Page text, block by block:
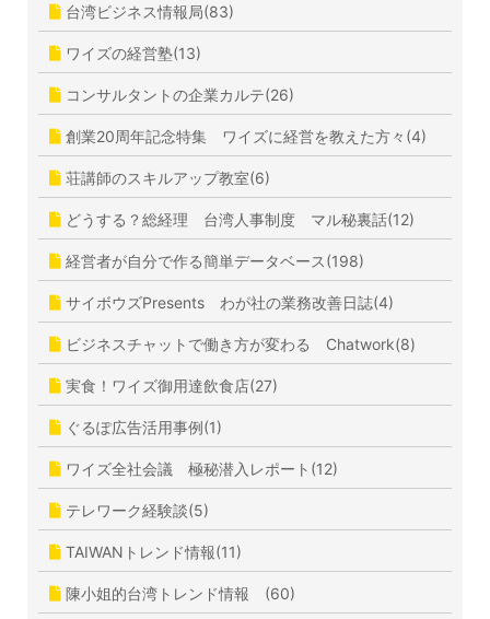
台湾ビジネス情報局(83)
ワイズの経営塾(13)
コンサルタントの企業カルテ(26)
創業20周年記念特集 ワイズに経営を教えた方々(4)
荘講師のスキルアップ教室(6)
どうする？総経理 台湾人事制度 マル秘裏話(12)
経営者が自分で作る簡単データベース(198)
サイボウズPresents わが社の業務改善日誌(4)
ビジネスチャットで働き方が変わる Chatwork(8)
実食！ワイズ御用達飲食店(27)
ぐるぽ広告活用事例(1)
ワイズ全社会議 極秘潜入レポート(12)
テレワーク経験談(5)
TAIWANトレンド情報(11)
陳小姐的台湾トレンド情報 (60)